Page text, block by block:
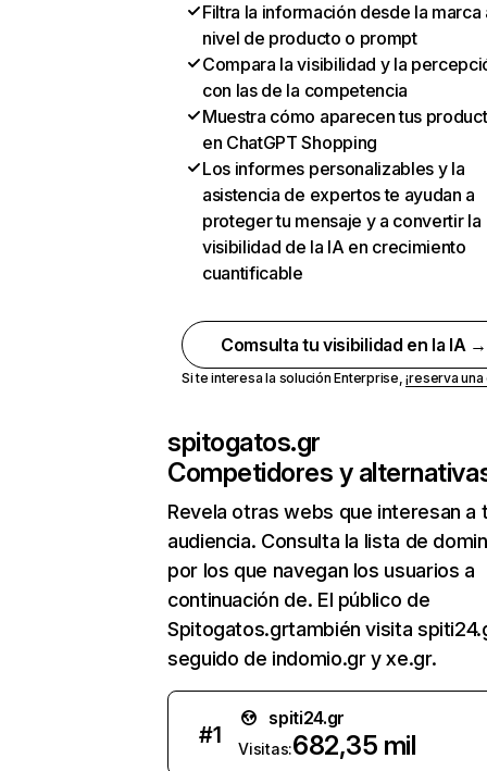
Filtra la información desde la marca
nivel de producto o prompt
Compara la visibilidad y la
con las de la competencia
Muestra cómo aparecen tus
en ChatGPT Shopping
Los informes personalizables y la
asistencia de expertos te ayudan a
proteger tu mensaje y a convertir la
visibilidad de la IA en crecimiento
cuantificable
Comsulta tu visibilidad en la IA →
Si te interesa la solución Enterprise,¡reserva
spitogatos.gr
Competidores y
Revela otras webs que interesan a
audiencia. Consulta la lista de
por los que navegan los usuarios a
continuación de. El público de
Spitogatos.grtambién visita
seguido de indomio.gr y xe.gr.
#1
spiti24.gr
Visitas:682,35 mil